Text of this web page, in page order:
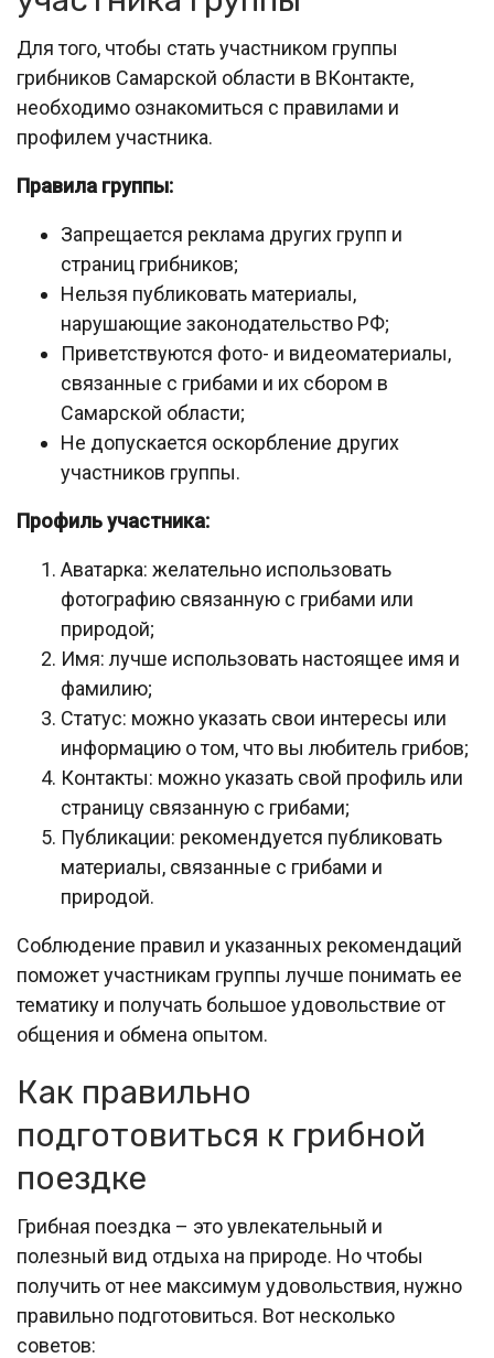
Для того, чтобы стать участником группы
грибников Самарской области в ВКонтакте,
необходимо ознакомиться с правилами и
профилем участника.
Правила группы:
Запрещается реклама других групп и
страниц грибников;
Нельзя публиковать материалы,
нарушающие законодательство РФ;
Приветствуются фото- и видеоматериалы,
связанные с грибами и их сбором в
Самарской области;
Не допускается оскорбление других
участников группы.
Профиль участника:
Аватарка: желательно использовать
фотографию связанную с грибами или
природой;
Имя: лучше использовать настоящее имя и
фамилию;
Статус: можно указать свои интересы или
информацию о том, что вы любитель грибов;
Контакты: можно указать свой профиль или
страницу связанную с грибами;
Публикации: рекомендуется публиковать
материалы, связанные с грибами и
природой.
Соблюдение правил и указанных рекомендаций
поможет участникам группы лучше понимать ее
тематику и получать большое удовольствие от
общения и обмена опытом.
Как правильно
подготовиться к грибной
поездке
Грибная поездка – это увлекательный и
полезный вид отдыха на природе. Но чтобы
получить от нее максимум удовольствия, нужно
правильно подготовиться. Вот несколько
советов: